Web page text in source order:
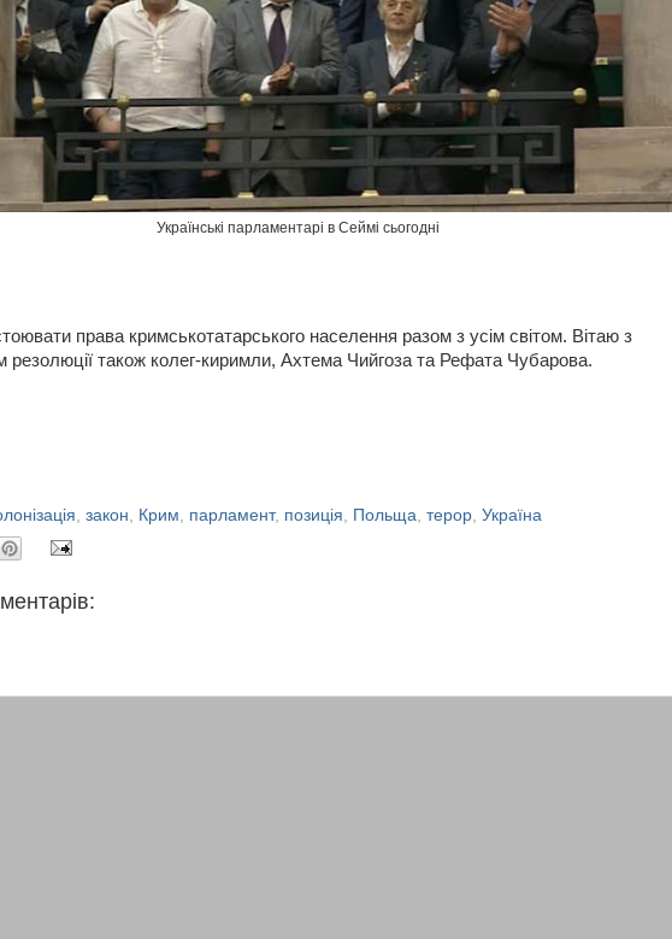
Українські парламентарі в Сеймі сьогодні
права кримськотатарського населення разом з усім світом. Вітаю з
резолюції також колег-киримли, Ахтема Чийгоза та Рефата Чубарова.
, закон, Крим, парламент, позиція, Польща, терор, Україна